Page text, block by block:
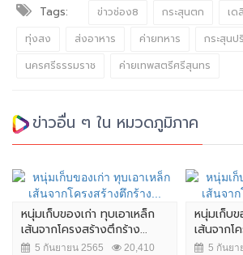
Tags: ข่าวช่อง8 กระสุนตก เด
ทุ่งสง
ส่งอาหาร ค่ายทหาร
กระสุนป
นครศรีธรรมราช
ค่ายเทพสตรีศรีสุนทร
ข่าวอื่น ๆ ใน หมวดภูมิภาค
หนุ่มเก็บของเก่า ทุบเอาเหล็ก
เส้นจากโครงสร้างตึกร้าง...
5 กันยายน 2565 20,410
หนุ่มเก็บข
เส้นจากโ
5 กันยา